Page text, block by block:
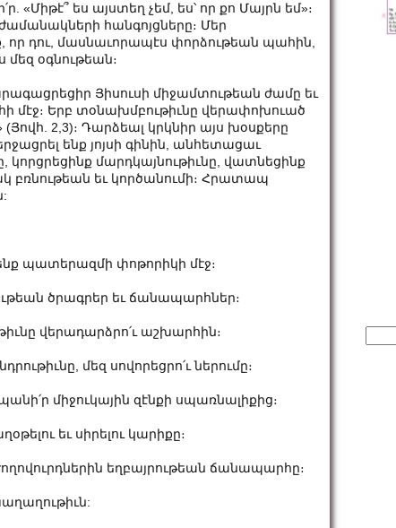
«Միթէ՞ ես այստեղ չեմ, ես՝ որ քո Մայրն եմ»։
հանգոյցները։ Մեր
որ դու, մասնաւորապէս փորձութեան պահին,
օգնութեան։
Յիսուսի միջամտութեան ժամը եւ
մէջ։ Երբ տօնախմբութիւնը վերափոխուած
2,3)։ Դարձեալ կրկնիր այս խօսքերը
ենք յոյսի գինին, անհետացաւ
կորցրեցինք մարդկայնութիւնը, վատնեցինք
բռնութեան եւ կործանումի։ Հրատապ
պատերազմի փոթորիկի մէջ։
ծրագրեր եւ ճանապարհներ։
վերադարձրո՛ւ աշխարհին։
մեզ սովորեցրո՛ւ ներումը։
միջուկային զէնքի սպառնալիքից։
եւ սիրելու կարիքը։
եղբայրութեան ճանապարհը։
for: